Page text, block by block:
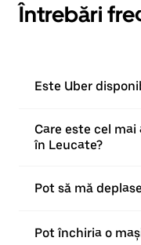
Întrebări
Este Uber
Care este cel
în Leucate?
Pot să mă
Pot închiria o